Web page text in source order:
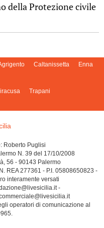
della Protezione civile
Caltanissetta Enna
Trapani
Roberto Puglisi
N. 39 del 17/10/2008
56 - 90143 Palermo
REA 277361 - P.I. 05808650823 -
interamente versati
-
operatori di comunicazione al